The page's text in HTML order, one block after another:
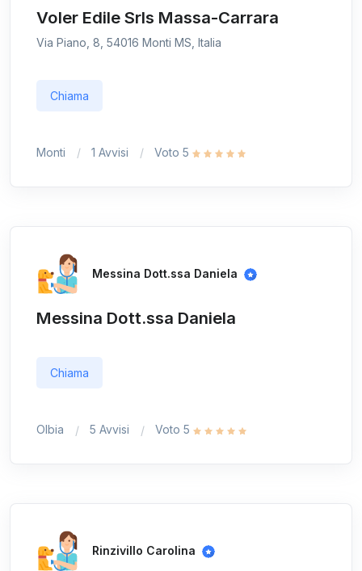
Voler Edile Srls Massa-Carrara
Via Piano, 8, 54016 Monti MS, Italia
Chiama
Monti 1 Avvisi Voto 5
Messina Dott.ssa Daniela
Messina Dott.ssa Daniela
Chiama
Olbia 5 Avvisi Voto 5
Rinzivillo Carolina